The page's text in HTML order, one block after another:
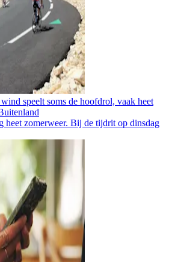
speelt soms de hoofdrol, vaak heet
heet zomerweer. Bij de tijdrit op dinsdag